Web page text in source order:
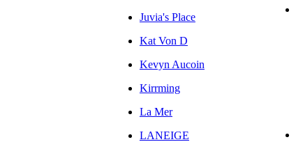
Juvia's Place
Kat Von D
Kevyn Aucoin
Kirrming
La Mer
LANEIGE